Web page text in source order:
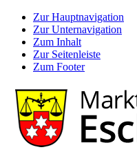
Zur Hauptnavigation
Zur Unternavigation
Zum Inhalt
Zur Seitenleiste
Zum Footer